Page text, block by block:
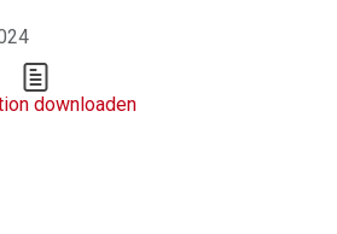
downloaden